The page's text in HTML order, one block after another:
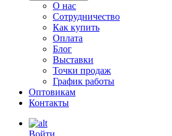
О нас
Сотрудничество
Как купить
Оплата
Блог
Выставки
Точки продаж
График работы
Оптовикам
Контакты
Войти